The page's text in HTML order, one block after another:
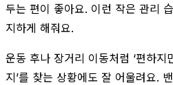
두는 편이 좋아요. 이런 작은 관리
지하게 해줘요.
운동 후나 장거리 이동처럼 ‘편하
지’를 찾는 상황에도 잘 어울려요.